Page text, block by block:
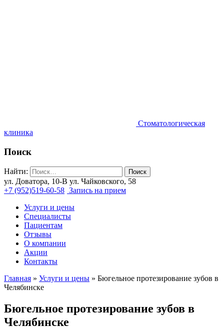
Стоматологическая
клиника
Поиск
Найти:
ул. Доватора, 10-В ул. Чайковского, 58
+7 (952)519-60-58 Запись на прием
Услуги и цены
Специалисты
Пациентам
Отзывы
О компании
Акции
Контакты
Главная » Услуги и цены » Бюгельное протезирование зубов в
Челябинске
Бюгельное протезирование зубов в
Челябинске